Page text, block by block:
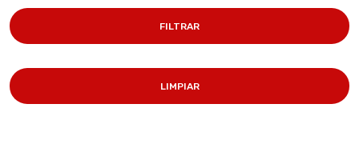
FILTRAR
LIMPIAR